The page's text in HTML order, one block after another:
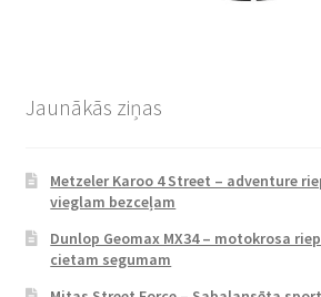
Jaunākās ziņas
Metzeler Karoo 4 Street – adventure
vieglam bezceļam
Dunlop Geomax MX34 – motokrosa
cietam segumam